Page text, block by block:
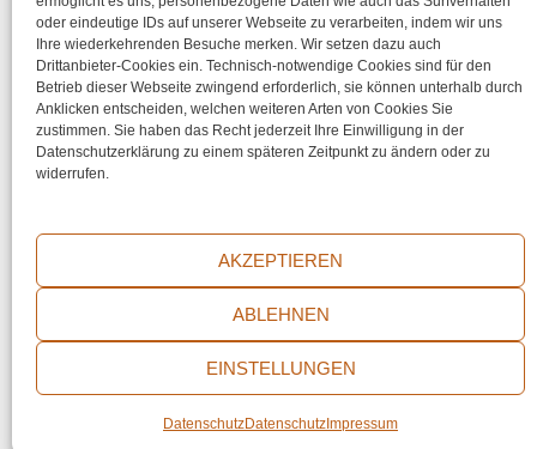
oder eindeutige IDs auf unserer Webseite zu verarbeiten, indem wir uns
Ihre wiederkehrenden Besuche merken. Wir setzen dazu auch
Drittanbieter-Cookies ein. Technisch-notwendige Cookies sind für den
Betrieb dieser Webseite zwingend erforderlich, sie können unterhalb durch
Anklicken entscheiden, welchen weiteren Arten von Cookies Sie
zustimmen. Sie haben das Recht jederzeit Ihre Einwilligung in der
Datenschutzerklärung zu einem späteren Zeitpunkt zu ändern oder zu
widerrufen.
AKZEPTIEREN
ABLEHNEN
EINSTELLUNGEN
DatenschutzDatenschutz Impressum
Share your Love
Impressum
Datenschutz
© 2026 thecircleofart | Powered byBR International
Consulting Services